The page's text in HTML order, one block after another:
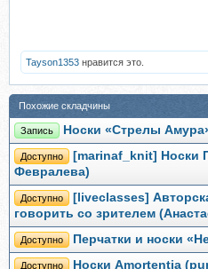
Tayson1353 нравится это.
Похожие складчины
Запись Носки «Стрелы
Доступно
[marinaf_knit] Носки
Февралева)
Доступно
[liveclasses]
говорить со зрителем
Доступно Перчатки и носки
Доступно Носки Amortentia